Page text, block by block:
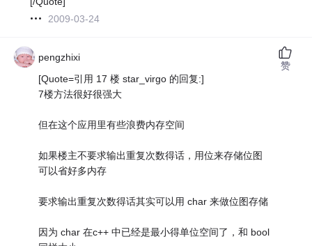
2009-03-24
pengzhixi
[Quote=引用 17 楼 star_virgo 的回复:]
7楼方法很好很强大
但在这个应用里有些浪费内存空间
如果楼主不要求输出重复次数得话，用位来存储位图
可以省好多内存
要求输出重复次数得话其实可以用 char 来做位图存储
因为 char 在c++ 中已经是最小得单位空间了，和 bool
赞